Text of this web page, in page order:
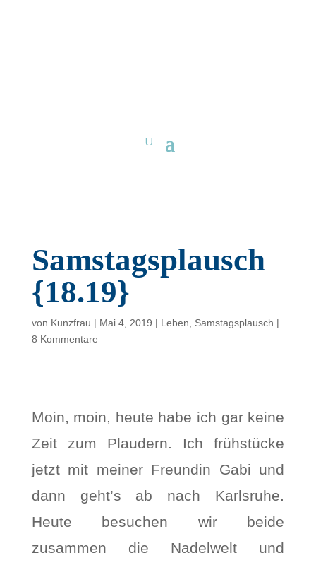
Samstagsplausch
{18.19}
von Kunzfrau | Mai 4, 2019 | Leben Samstagsplausch |
8 Kommentare
Moin, moin, heute habe ich gar keine
Zeit zum Plaudern. Ich frühstücke
jetzt mit meiner Freundin Gabi und
dann geht’s ab nach Karlsruhe.
Heute besuchen wir beide
zusammen die Nadelwelt und